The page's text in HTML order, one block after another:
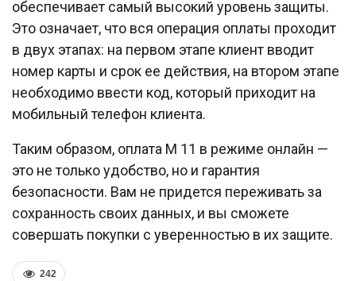
обеспечивает самый высокий уровень защиты.
Это означает, что вся операция оплаты проходит
в двух этапах: на первом этапе клиент вводит
номер карты и срок ее действия, на втором этапе
необходимо ввести код, который приходит на
мобильный телефон клиента.
Таким образом, оплата М 11 в режиме онлайн —
это не только удобство, но и гарантия
безопасности. Вам не придется переживать за
сохранность своих данных, и вы сможете
совершать покупки с уверенностью в их защите.
242